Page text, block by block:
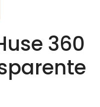
360